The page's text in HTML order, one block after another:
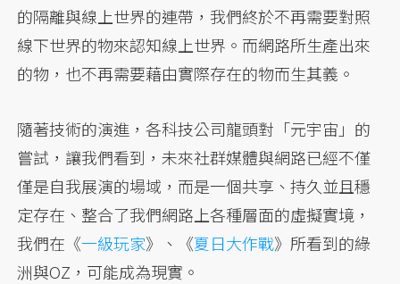
的隔離與線上世界的連帶，我們終於不再需要對照
線下世界的物來認知線上世界。而網路所生產出來
的物，也不再需要藉由實際存在的物而生其義。
隨著技術的演進，各科技公司龍頭對「元宇宙」的
嘗試，讓我們看到，未來社群媒體與網路已經不僅
僅是自我展演的場域，而是一個共享、持久並且穩
定存在、整合了我們網路上各種層面的虛擬實境，
我們在《一級玩家》、《夏日大作戰》所看到的綠
洲與OZ，可能成為現實。